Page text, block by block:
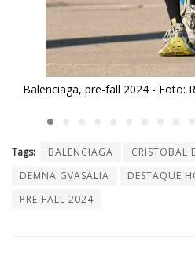
Balenciaga, pre-fall 2024 - Foto:
Tags: BALENCIAGA
CRISTOBAL
DEMNA GVASALIA
DESTAQUE
PRE-FALL 2024